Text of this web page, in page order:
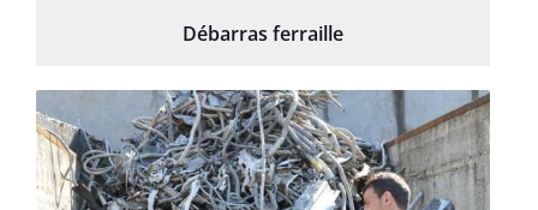
Débarras ferraille